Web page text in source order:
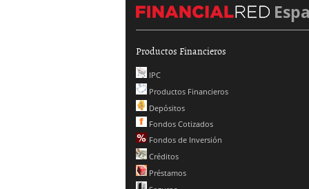
Productos Financieros
IPC
Productos Financieros
Depósitos
Fondos Cotizados
Fondos de Inversión
Créditos
Préstamos